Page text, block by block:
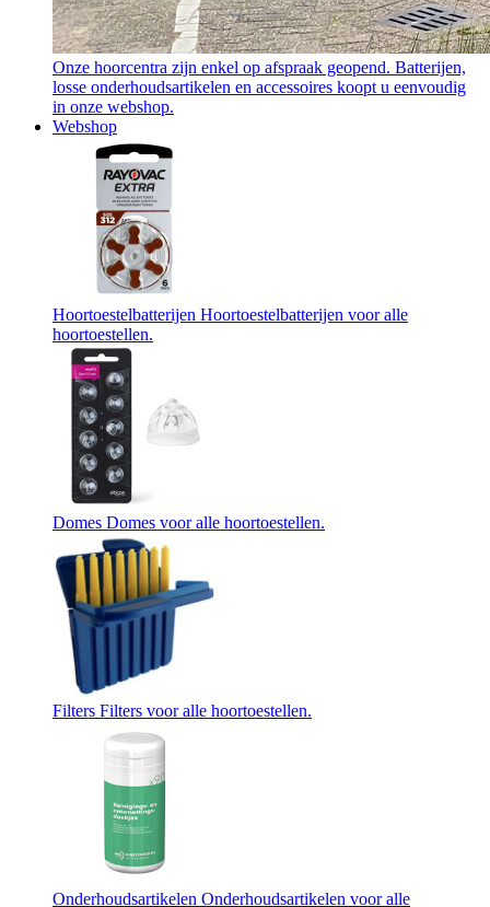
Onze hoorcentra zijn enkel op afspraak geopend. Batterijen,
losse onderhoudsartikelen en accessoires koopt u eenvoudig
in onze webshop.
Webshop
Hoortoestelbatterijen Hoortoestelbatterijen voor alle
hoortoestellen.
Domes Domes voor alle hoortoestellen.
Filters Filters voor alle hoortoestellen.
Onderhoudsartikelen Onderhoudsartikelen voor alle